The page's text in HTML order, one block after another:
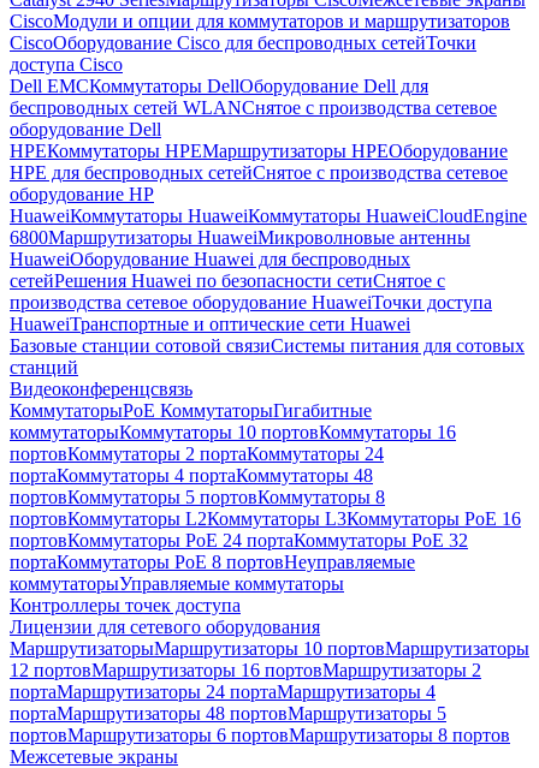
CiscoМодули и опции для коммутаторов и маршрутизаторов
CiscoОборудование Cisco для беспроводных сетейТочки
доступа Cisco
Dell EMCКоммутаторы DellОборудование Dell для
беспроводных сетей WLANСнятое с производства сетевое
оборудование Dell
HPEКоммутаторы HPEМаршрутизаторы HPEОборудование
HPE для беспроводных сетейСнятое с производства сетевое
оборудование HP
HuaweiКоммутаторы HuaweiКоммутаторы HuaweiCloudEngine
6800Маршрутизаторы HuaweiМикроволновые антенны
HuaweiОборудование Huawei для беспроводных
сетейРешения Huawei по безопасности сетиСнятое с
производства сетевое оборудование HuaweiТочки доступа
HuaweiТранспортные и оптические сети Huawei
Базовые станции сотовой связиСистемы питания для сотовых
станций
Видеоконференцсвязь
КоммутаторыPoE КоммутаторыГигабитные
коммутаторыКоммутаторы 10 портовКоммутаторы 16
портовКоммутаторы 2 портаКоммутаторы 24
портаКоммутаторы 4 портаКоммутаторы 48
портовКоммутаторы 5 портовКоммутаторы 8
портовКоммутаторы L2Коммутаторы L3Коммутаторы PoE 16
портовКоммутаторы PoE 24 портаКоммутаторы PoE 32
портаКоммутаторы PoE 8 портовНеуправляемые
коммутаторыУправляемые коммутаторы
Контроллеры точек доступа
Лицензии для сетевого оборудования
МаршрутизаторыМаршрутизаторы 10 портовМаршрутизаторы
12 портовМаршрутизаторы 16 портовМаршрутизаторы 2
портаМаршрутизаторы 24 портаМаршрутизаторы 4
портаМаршрутизаторы 48 портовМаршрутизаторы 5
портовМаршрутизаторы 6 портовМаршрутизаторы 8 портов
Межсетевые экраны